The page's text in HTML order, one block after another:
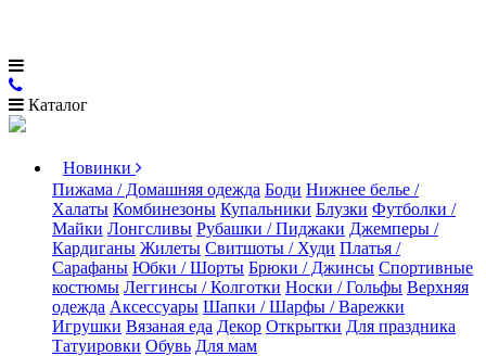
Каталог
Новинки
Пижама / Домашняя одежда Боди Нижнее белье /
Халаты Комбинезоны Купальники Блузки Футболки /
Майки Лонгсливы Рубашки / Пиджаки Джемперы /
Кардиганы Жилеты Свитшоты / Худи Платья /
Сарафаны Юбки / Шорты Брюки / Джинсы Спортивные
костюмы Леггинсы / Колготки Носки / Гольфы Верхняя
одежда Аксессуары Шапки / Шарфы / Варежки
Игрушки Вязаная еда Декор Открытки Для праздника
Татуировки Обувь Для мам